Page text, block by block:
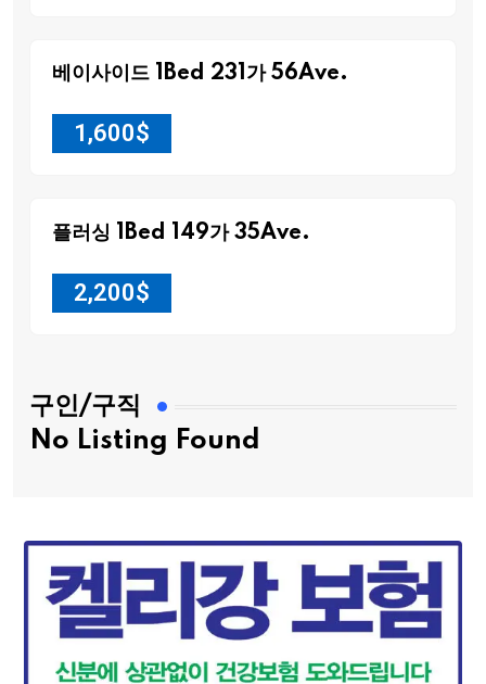
베이사이드 1Bed 231가 56Ave.
1,600$
플러싱 1Bed 149가 35Ave.
2,200$
구인/구직
No Listing Found